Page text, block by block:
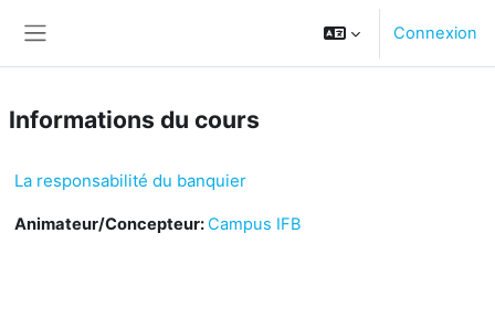
Connexion
Informations du cours
La responsabilité du banquier
Animateur/Concepteur:Campus IFB